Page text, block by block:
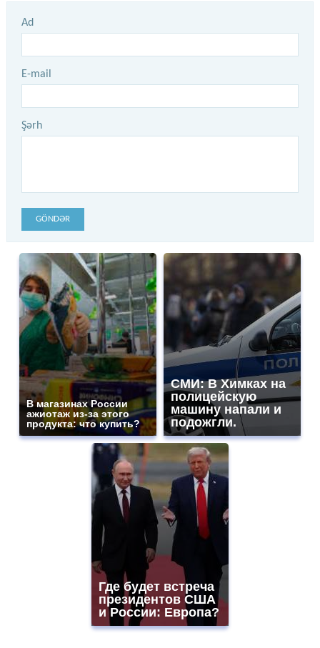
Ad
E-mail
Şərh
GÖNDƏR
В магазинах России
ажиотаж из-за этого
продукта: что купить?
СМИ: В Химках на
полицейскую
машину напали и
подожгли.
Где будет встреча
президентов США
и России: Европа?